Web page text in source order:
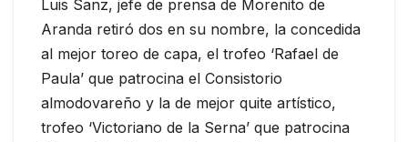
Luis Sanz, jefe de prensa de Morenito de
Aranda retiró dos en su nombre, la concedida
al mejor toreo de capa, el trofeo ‘Rafael de
Paula’ que patrocina el Consistorio
almodovareño y la de mejor quite artístico,
trofeo ‘Victoriano de la Serna’ que patrocina